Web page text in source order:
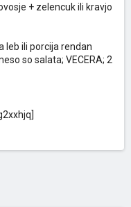
+ zelencuk ili kravjo
leb ili porcija rendan
so salata; VECERA; 2